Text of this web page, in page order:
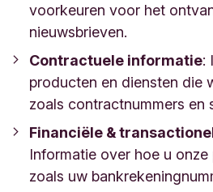
voorkeuren voor het
nieuwsbrieven.
Contractuele informatie:
producten en diensten die
zoals contractnummers en
Financiële &
Informatie over hoe u
zoals uw